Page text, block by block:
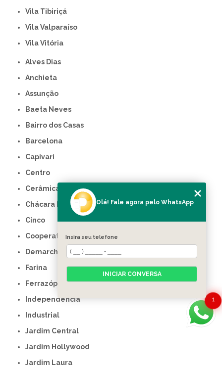
Vila Tibiriçá
Vila Valparaíso
Vila Vitória
Alves Dias
Anchieta
Assunção
Baeta Neves
Bairro dos Casas
Barcelona
Capivari
Centro
Cerâmica
Chácara Inglesa
Cinco
Cooperativa
Demarchi
Farina
Ferrazópolis
Independência
Industrial
Jardim Central
Jardim Hollywood
Jardim Laura
1
Olá! Fale agora pelo WhatsApp
Insira seu telefone
INICIAR CONVERSA